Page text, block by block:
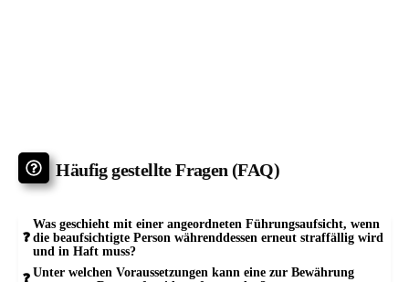
Häufig gestellte Fragen (FAQ)
Was geschieht mit einer angeordneten Führungsaufsicht, wenn
die beaufsichtigte Person währenddessen erneut straffällig wird
und in Haft muss?
Unter welchen Voraussetzungen kann eine zur Bewährung